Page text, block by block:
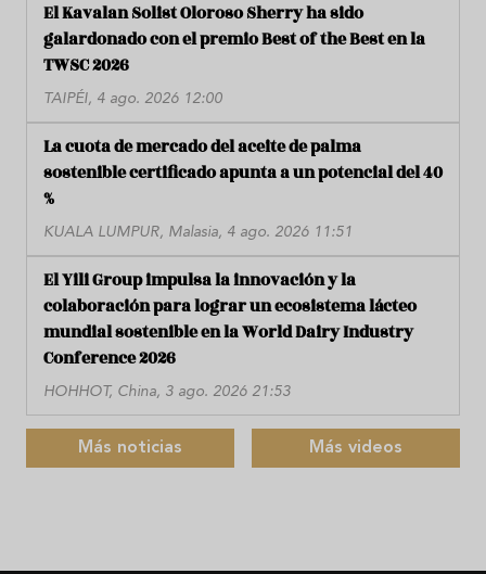
El Kavalan Solist Oloroso Sherry ha sido
galardonado con el premio Best of the Best en la
TWSC 2026
TAIPÉI, 4 ago. 2026 12:00
La cuota de mercado del aceite de palma
sostenible certificado apunta a un potencial del 40
%
KUALA LUMPUR, Malasia, 4 ago. 2026 11:51
El Yili Group impulsa la innovación y la
colaboración para lograr un ecosistema lácteo
mundial sostenible en la World Dairy Industry
Conference 2026
HOHHOT, China, 3 ago. 2026 21:53
Más noticias Más videos